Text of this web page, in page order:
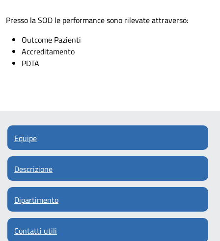
Presso la SOD le performance sono rilevate attraverso:
Outcome Pazienti
Accreditamento
PDTA
Equipe
Descrizione
Dipartimento
Contatti utili